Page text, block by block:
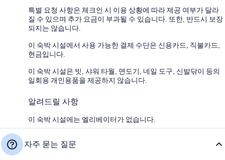
특별 요청 사항은 체크인 시 이용 상황에 따라 제공 여부가 달라
질 수 있으며 추가 요금이 부과될 수 있습니다. 또한, 반드시 보장
되지는 않습니다.
이 숙박 시설에서 사용 가능한 결제 수단은 신용카드, 직불카드,
현금입니다.
이 숙박 시설은 빗, 샤워 타월, 면도기, 네일 도구, 신발닦이 등의
일회용 개인용품을 제공하지 않습니다.
알려드릴 사항
이 숙박 시설에는 엘리베이터가 없습니다.
자주 묻는 질문